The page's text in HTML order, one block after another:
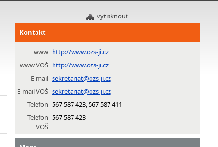
vytisknout
Kontakt
www http://www.ozs-ji.cz
www VOŠ http://www.ozs-ji.cz
E-mail sekretariat@ozs-ji.cz
E-mail VOŠ sekretariat@ozs-ji.cz
Telefon 567 587 423, 567 587 411
Telefon
VOŠ
567 587 423